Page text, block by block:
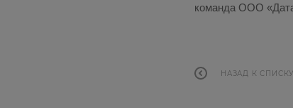
команда ООО
НАЗАД К СПИСКУ